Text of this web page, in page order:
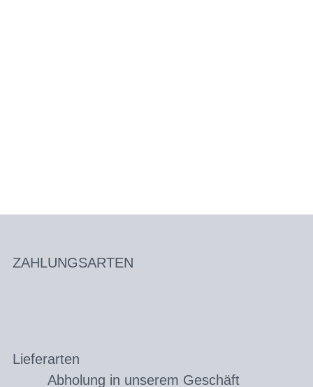
ZAHLUNGSARTEN
Lieferarten
Abholung in unserem Geschäft